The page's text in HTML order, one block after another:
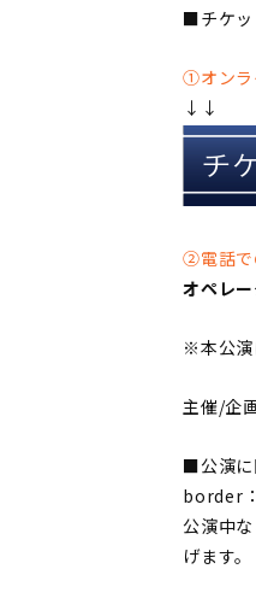
■チケッ
①オンラ
↓↓
②電話で
オペレ
※本公演
主催/企
■公演に
border
公演中
げます。